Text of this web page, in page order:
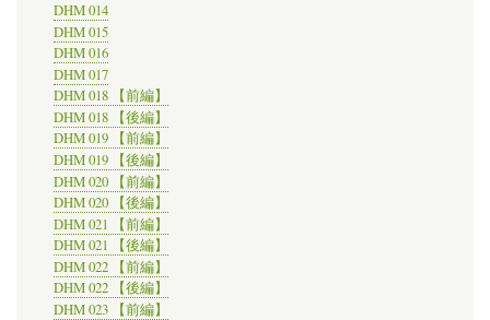
DHM 014
DHM 015
DHM 016
DHM 017
DHM 018 【前編】
DHM 018 【後編】
DHM 019 【前編】
DHM 019 【後編】
DHM 020 【前編】
DHM 020 【後編】
DHM 021 【前編】
DHM 021 【後編】
DHM 022 【前編】
DHM 022 【後編】
DHM 023 【前編】